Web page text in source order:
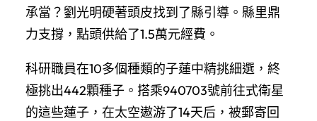
承當？劉光明硬著頭皮找到了縣引導。縣里鼎
力支撐，點頭供給了1.5萬元經費。
科研職員在10多個種類的子蓮中精挑細選，終
極挑出442顆種子。搭乘940703號前往式衛星
的這些蓮子，在太空遨游了14天后，被郵寄回